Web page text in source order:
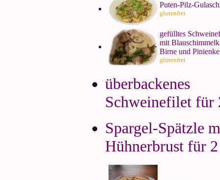
Puten-Pilz-Gulasch
glutenfrei
gefülltes
mit
Birne und
glutenfrei
überbackenes
Schweinefilet für
Spargel-Spätzle
Hühnerbrust für 2